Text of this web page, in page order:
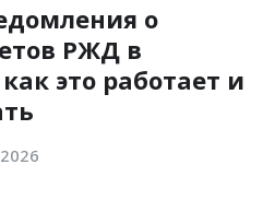
о
РЖД в
это работает и